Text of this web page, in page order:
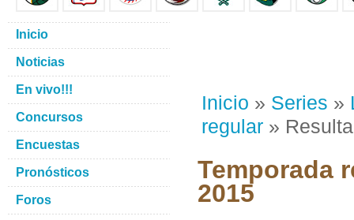
Inicio » Series »
regular »
Temporada
2015
Inicio
Noticias
En vivo!!!
Concursos
Encuestas
Pronósticos
Foros